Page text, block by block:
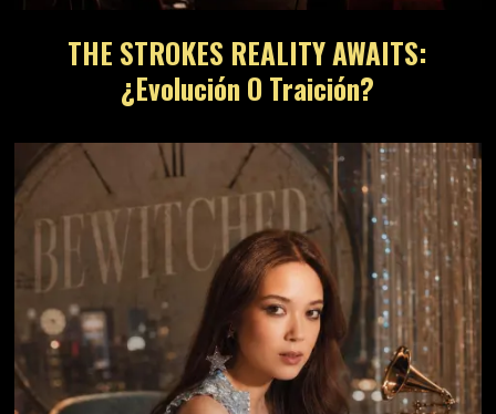
THE STROKES REALITY AWAITS:
¿Evolución O Traición?